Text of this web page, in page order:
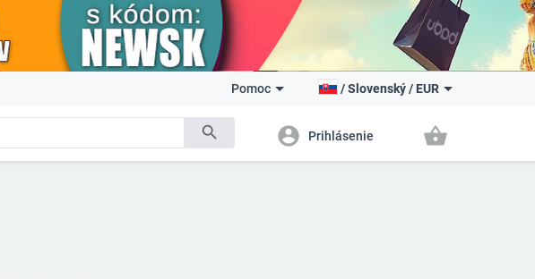
search
Pomoc /Slovenský/ EUR
account_circle Prihlásenie shopping_basket